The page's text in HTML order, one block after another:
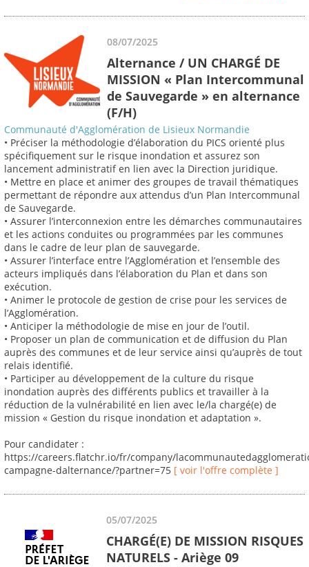
08/07/2025
Alternance / UN CHARGÉ DE
MISSION « Plan Intercommunal
de Sauvegarde » en alternance
(F/H)
Communauté d'Agglomération de Lisieux Normandie
• Préciser la méthodologie d’élaboration du PICS orienté plus
spécifiquement sur le risque inondation et assurez son
lancement administratif en lien avec la Direction juridique.
• Mettre en place et animer des groupes de travail thématiques
permettant de répondre aux attendus d’un Plan Intercommunal
de Sauvegarde.
• Assurer l’interconnexion entre les démarches communautaires
et les actions conduites ou programmées par les communes
dans le cadre de leur plan de sauvegarde.
• Assurer l’interface entre l’Agglomération et l’ensemble des
acteurs impliqués dans l’élaboration du Plan et dans son
exécution.
• Animer le protocole de gestion de crise pour les services de
l’Agglomération.
• Anticiper la méthodologie de mise en jour de l’outil.
• Proposer un plan de communication et de diffusion du Plan
auprès des communes et de leur service ainsi qu’auprès de tout
relais identifié.
• Participer au développement de la culture du risque
inondation auprès des différents publics et travailler à la
réduction de la vulnérabilité en lien avec le/la chargé(e) de
mission « Gestion du risque inondation et adaptation ».
Pour candidater :
https://careers.flatchr.io/fr/company/
campagne-dalternance/?partner=75 [ voir l'offre complète ]
05/07/2025
CHARGÉ(E) DE MISSION RISQUES
NATURELS - Ariège 09